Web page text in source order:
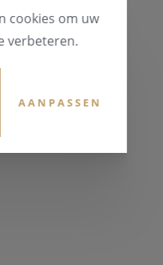
cookies om uw
verbeteren.
AANPASSEN